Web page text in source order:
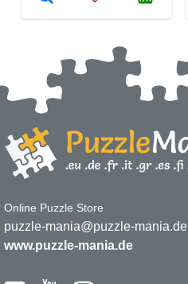
Online Puzzle Store
puzzle-mania@puzzle-mania.de
www.puzzle-mania.de